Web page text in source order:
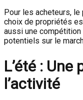
Pour les acheteurs,
choix de propriétés
aussi une compétition
potentiels sur le
L’été :
l’activité